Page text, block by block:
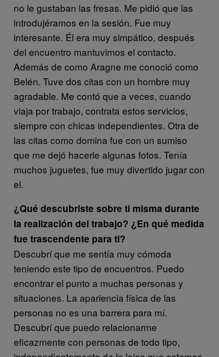
no le gustaban las fresas. Me pidió que las
introdujéramos en la sesión. Fue muy
interesante. Él era muy simpático, después
del encuentro mantuvimos el contacto.
Además de como Aragne me conoció como
Belén. Tuve dos citas con un hombre muy
agradable. Me contó que a veces, cuando
viaja por trabajo, contrata estos servicios,
siempre con chicas independientes. Otra de
las citas como domina fue con un sumiso
que me dejó hacerle algunas fotos. Tenía
muchos juguetes, fue muy divertido jugar con
el.
¿Qué descubriste sobre ti misma durante
la realización del trabajo? ¿En qué medida
fue trascendente para ti?
Descubrí que me sentía muy cómoda
teniendo este tipo de encuentros. Puedo
encontrar el punto a muchas personas y
situaciones. La apariencia física de las
personas no es una barrera para mí.
Descubrí que puedo relacionarme
eficazmente con personas de todo tipo,